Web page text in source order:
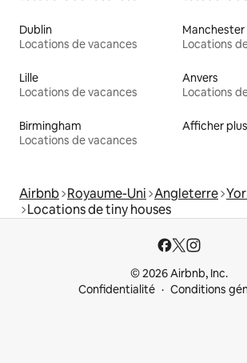
Dublin
Locations de vacances
Manchester
Locations
Lille
Locations de vacances
Anvers
Locations
Birmingham
Locations de vacances
Afficher plus
Airbnb Royaume-Uni Angleterre
Locations de tiny houses
© 2026 Airbnb, Inc.
Confidentialité
Conditions